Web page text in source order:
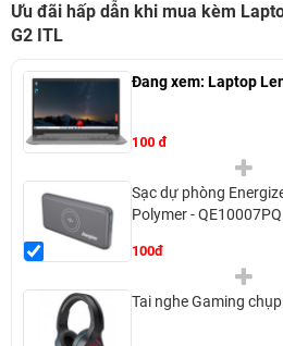
Ưu đãi hấp dẫn khi mua kèm
G2 ITL
Đang xem: Laptop
100 đ
Sạc dự phòng
Polymer - QE10007PQ
100đ
Tai nghe Gaming